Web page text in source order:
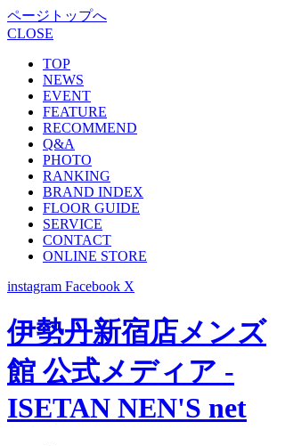
ページトップへ
CLOSE
TOP
NEWS
EVENT
FEATURE
RECOMMEND
Q&A
PHOTO
RANKING
BRAND INDEX
FLOOR GUIDE
SERVICE
CONTACT
ONLINE STORE
instagram Facebook X
伊勢丹新宿店メンズ
館 公式メディア -
ISETAN NEN'S net